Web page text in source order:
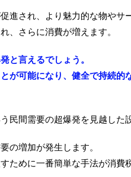
進され、より魅力的な物やサ
、さらに消費が増えます。
と言えるでしょう。
が可能になり、健全で持続
民間需要の超爆発を見越した
の増加が発生します。
ために一番簡単な手法が消費